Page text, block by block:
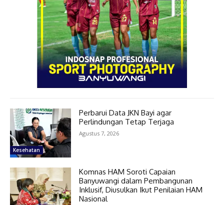
Kesehatan
Perbarui Data JKN Bayi agar
Perlindungan Tetap Terjaga
Agustus 7, 2026
Komnas HAM Soroti Capaian
Banyuwangi dalam Pembangunan
Inklusif, Diusulkan Ikut Penilaian HAM
Nasional